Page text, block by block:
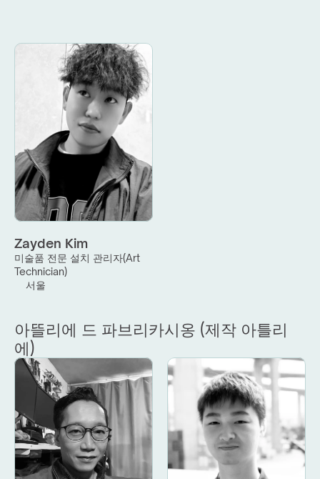
Zayden Kim
미술품 전문 설치 관리자(Art
Technician)
서울
아뜰리에 드 파브리카시옹 (제작 아틀리
에)